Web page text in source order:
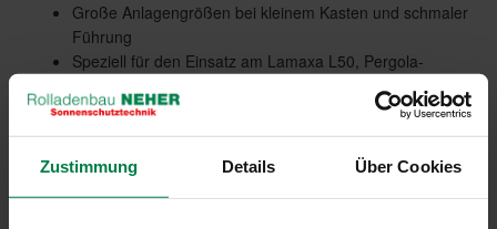
Zustimmung Details Über Cookies
Große Anlagengrößen bei kleinem Kasten und schmaler
Führung
Speziell für den Einsatz am Lamaxa L50, Pergola-
Markisen, Wintergärten und Terrassendächer
Mit Screen- und Soltis 92-Gewebe erhältlich